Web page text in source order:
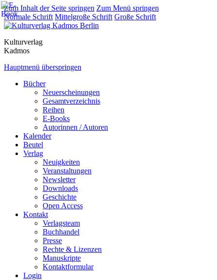
Zum Inhalt der Seite springen Zum Menü springen
Normale Schrift Mittelgroße Schrift Große Schrift
Kulturverlag
Kadmos
Hauptmenü überspringen
Bücher
Neuerscheinungen
Gesamtverzeichnis
Reihen
E-Books
Autorinnen / Autoren
Kalender
Beutel
Verlag
Neuigkeiten
Veranstaltungen
Newsletter
Downloads
Geschichte
Open Access
Kontakt
Verlagsteam
Buchhandel
Presse
Rechte & Lizenzen
Manuskripte
Kontaktformular
Login